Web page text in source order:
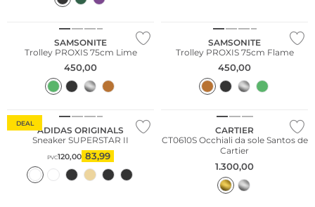
SAMSONITE
Trolley PROXIS 75cm Lime
450,00
SAMSONITE
Trolley PROXIS 75cm Flame
450,00
DEAL
ADIDAS ORIGINALS
Sneaker SUPERSTAR II
PVC120,00 83,99
CARTIER
CT0610S Occhiali da sole Santos de
Cartier
1.300,00